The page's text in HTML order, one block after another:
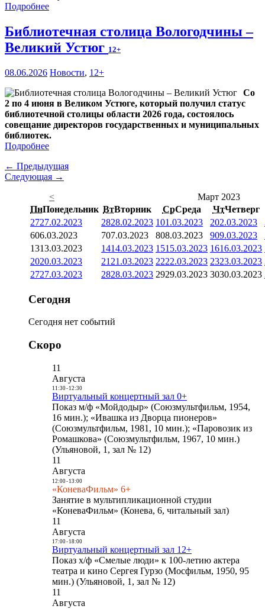
Подробнее
Библиотечная столица Вологодчины –
Великий Устюг 12+
08.06.2026 Новости, 12+
Со
2 по 4 июня в Великом Устюге, который получил статус
библиотечной столицы области 2026 года, состоялось
совещание директоров государственных и муниципальных
библиотек.
Подробнее
← Предыдущая
Следующая →
<
Март 2023
ПнПонедельник ВтВторник СрСреда ЧтЧетверг
2727.02.2023 2828.02.2023 101.03.2023 202.03.2023
606.03.2023 707.03.2023 808.03.2023 909.03.2023
1313.03.2023 1414.03.2023 1515.03.2023 1616.03.2023
2020.03.2023 21 21.03.2023 2222.03.2023 2323.03.2023
2727.03.2023 2828.03.2023 2929.03.2023 3030.03.2023
Сегодня
Сегодня нет событий
Скоро
11
Августа
11:30- 12:30
Виртуальный концертный зал 0+
Показ м/ф «Мойдодыр» (Союзмультфильм, 1954,
16 мин.); «Ивашка из Дворца пионеров»
(Союзмультфильм, 1981, 10 мин.); «Паровозик из
Ромашкова» (Союзмультфильм, 1967, 10 мин.)
(Ульяновой, 1, зал № 12)
11
Августа
12:00- 13:00
«КоневаФильм» 6+
Занятие в мультипликационной студии
«КоневаФильм» (Конева, 6, читальный зал)
11
Августа
17:00- 18:00
Виртуальный концертный зал 12+
Показ х/ф «Смелые люди» к 100-летию актера
театра и кино Сергея Гурзо (Мосфильм, 1950, 95
мин.) (Ульяновой, 1, зал № 12)
11
Августа